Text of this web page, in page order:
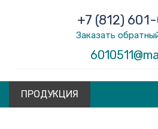
+7 (812)
Заказать
ПРОДУКЦИЯ